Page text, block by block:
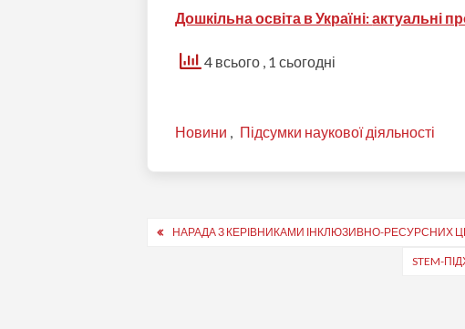
Дошкільна освіта в Україні:актуальні
4 всього , 1 сьогодні
Новини Підсумки наукової діяльності
Навігація
НАРАДА З КЕРІВНИКАМИ ІНКЛЮЗИВНО-РЕСУРСНИХ
STEM-